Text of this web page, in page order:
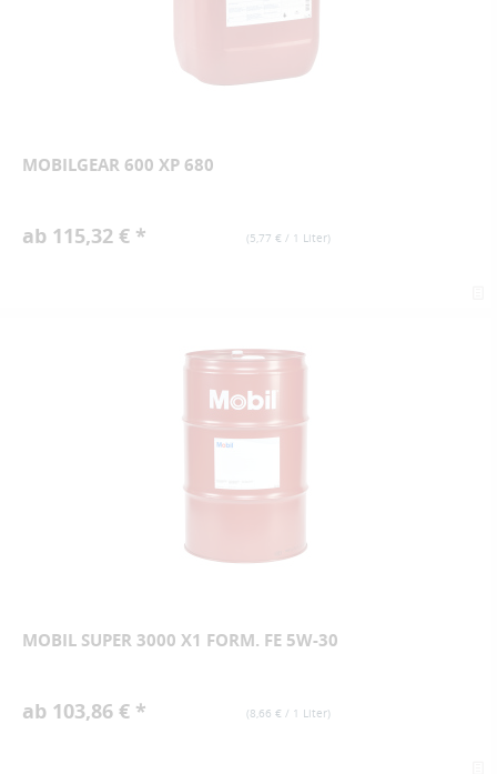
MOBILGEAR 600 XP 680
(5,77 € / 1 Liter)
ab 115,32 € *
MOBIL SUPER 3000 X1 FORM. FE 5W-30
(8,66 € / 1 Liter)
ab 103,86 € *